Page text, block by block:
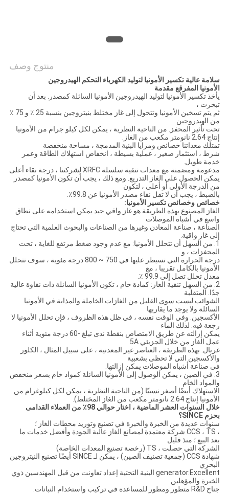
منتوج وصف
سلامة عالية تكسير الأمونيا لتوليد الكهرباء التحكم الهيدروجين
الأمونيا المفرقع مقدمة
يأخذ تكسير الأمونيا لتوليد الهيدروجين الأمونيا السائلة كمصدر. بعد أن
تبخرت ،
ثم يتم تسخين الأمونيا وتتحول إلى غاز مختلط بنيتروجين بنسبة 25 ٪ و 75 ٪
من الهيدروجين
تحت تأثير المحفز. من الناحية النظرية ، يمكن لكل كيلو جرام من الأمونيا
إنتاج 2.64 نانومتر مكعب من الغاز.
تمتلك معداتنا خصائص ومزايا البنية المدمجة ، مساحة منخفضة
شرط ، استثمار صغير ، عملية بسيطة ، انخفاض استهلاك الطاقة وعمر
خدمة طويل.
مدعومة ومضمنة مع معدات تنقية سلسلة XRFC لشركتنا ، درجة نقاء أعلى
يمكن الحصول على الغاز التدريع. ومع ذلك ، يجب أن تكون الأمونيا كمصدر
من الدرجة الأولى أو أعلى ، لتكون
بالضبط ، يجب أن لا تقل نقاء مصدر الأمونيا عن 99.8٪.
خصائص وخصائص تكسير الأمونيا:
الغاز المصنوع بهذه الطريقة هو غاز واقي جيد يمكن استخدامه على نطاق
واسع في أشباه الموصلات
الصناعة ، صناعة المعادن وغيرها من الصناعات والبحوث العلمية التي تحتاج
إلى غاز واقية.
1. من السهل أن تتحلل الأمونيا: مع عدم وجود ضغط مرتفع للغاية ، تحت
المحفزات ، و
درجة الحرارة التي تسيطر عليها في 750 ~ 800 درجة مئوية ، سوف تتحلل
الأمونيا بالكامل تقريبا ، مع
معدل تحلل تصل إلى 99.9 ٪.
2. من السهل تنقية الغاز: كمادة خام ، تكون الأمونيا السائلة ذات نقاوة عالية
جدًا. المتقلبة
الشوائب ليست سوى القليل من الغازات الخاملة والمذابة في الأمونيا
السائلة ولا يوجد ما يقاربها
الأكسجين. وفي الوقت نفسه ، في ظل هذه الظروف ، فإن تحلل الأمونيا لا
رجعة فيه. لذلك الماء
يمكن إزالته عن طريق الامتصاص بنقطة ندى تبلغ -60 درجة مئوية أثناء
عمل الغاز من خلال الجزيئي 5A
غربال. بهذه الطريقة ، العناصر غير المعدنية ، على سبيل المثال ، الكلور
والأكسجين التي لا تحظى بشعبية
في صناعة أشباه الموصلات يمكن إزالتها.
3. في الصين ، يمكن الوصول إلى الأمونيا السائلة كمواد خام بسعر منخفض
والمواد الخام
الاستهلاك أيضًا أصغر نسبيًا (من الناحية النظرية ، يمكن لكل كيلوغرام من
الأمونيا إنتاج 2.64 نانومتر مكعب من الغاز المختلط).
خلال السنوات العشر الماضية ، اختار حوالي 98٪ من العملاء القدامى
بحزم SINCE؟
سنوات عديدة من الخبرة والخبرة في تصنيع وتوريد محطات الغاز ؛
، CCS ، TS شركة معتمدة لمصانع الغاز عالية الجودة وأفضل خدمات ما
بعد البيع ؛ منذ قليل
الشركة التي حصلت ، TS (رخصة تصنيع المعدات الخاصة)
شهادة CCS (جمعية تصنيف الصين) ، يمكن لـ SINCE أيضًا تصنيع النيتروجين
البحري
generator.Excellent البنية التحتية إعداد تعاونت من قبل المهندسين ذوي
الخبرة والمؤهلين.
جناح R&D متطور ومطور للمساعدة في تركيب واستخدام النباتات.